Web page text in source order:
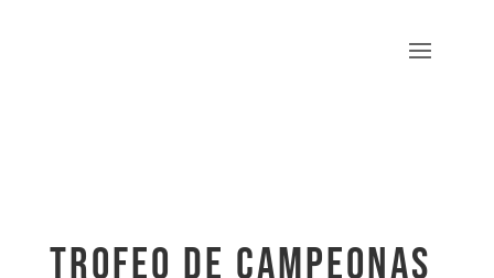
TROFEO DE CAMPEONAS